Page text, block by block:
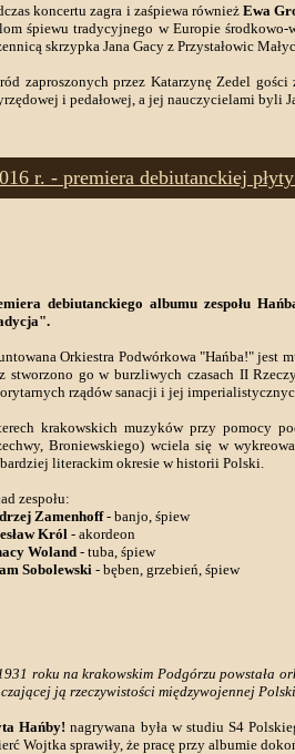
koncertu zagra i zaśpiewa równieżEwa
śpiewu tradycyjnego w Europie środkowo-
skrzypka Jana Gacy z Przystałowic
zaproszonych przez Katarzynę Zedel gości
i pedałowej, a jej nauczycielami byli
r. - premiera debiutanckiej płyty
debiutanckiego albumu zespołu
Orkiestra Podwórkowa "Hańba!" jest
stworzono go w burzliwych czasach II
rządów sanacji i jej
krakowskich muzyków przy pomocy
Broniewskiego) wciela się w
literackim okresie w historii Polski.
zespołu:
Zamenhoff- banjo, śpiew
Król- akordeon
Woland - tuba, śpiew
Sobolewski - bęben, grzebień, śpiew
roku na krakowskim Podgórzu powstała
ją rzeczywistości międzywojennej
Hańby! nagrywana była w studiu S4
Wojtka sprawiły, że pracę przy albumie